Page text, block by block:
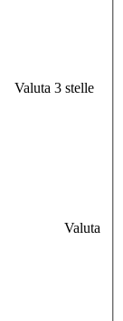
Valuta 3 stelle
Valuta